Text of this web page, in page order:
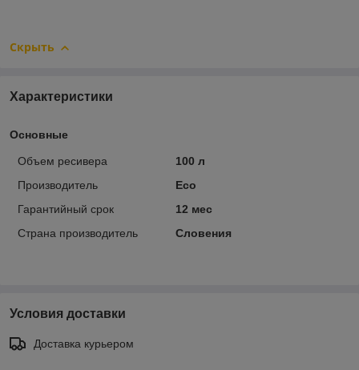
Скрыть
Характеристики
Основные
Объем ресивера
100 л
Производитель
Eco
Гарантийный срок
12 мес
Страна производитель
Словения
Условия доставки
Доставка курьером